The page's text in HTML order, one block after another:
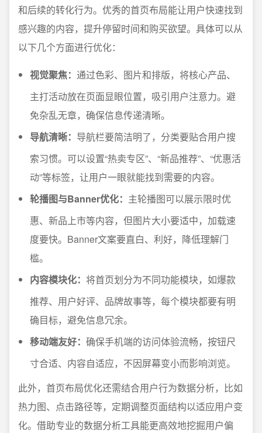
和后续的转化行为。优秀的首页布局能让用户快速找到
感兴趣的内容，提升停留时间和购买欲望。具体可以从
以下几个方面进行优化：
视觉聚焦： 通过色彩、图片和排版，将核心产品、
主打活动放在页面显眼位置，吸引用户注意力。避
免杂乱无章，确保信息传递清晰。
导航清晰： 导航栏要简洁明了，分类要贴合用户搜
索习惯。可以设置“热卖专区”、“新品推荐”、“优惠活
动”等标签，让用户一眼就能找到需要的内容。
轮播图与Banner优化： 主轮播图可以展示限时优
惠、新品上市等内容，但图片大小要适中，加载速
度要快。Banner文案要直白、利好，降低理解门
槛。
内容模块化： 将首页划分为不同功能模块，如爆款
推荐、用户好评、品牌故事等，每个模块都要有明
确目标，避免信息冗余。
移动端友好： 确保手机端的访问体验流畅，按钮尺
寸合适、内容自适应，不因屏幕变小而影响浏览。
此外，首页布局优化还需结合用户行为数据分析，比如
热力图、点击路径等，定期调整页面结构以适应用户变
化。借助专业的数据分析工具能更高效地挖掘用户偏